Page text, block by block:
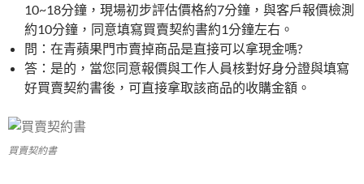
10~18分鐘，現場初步評估價格約7分鐘，與客戶報價檢測
約10分鐘，同意填寫買賣契約書約1分鐘左右。
問：在青蘋果門市賣掉商品是直接可以拿現金嗎?
答：是的，當您同意報價與工作人員核對好身分證與填寫
好買賣契約書後，可直接拿取該商品的收購金額。
買賣契約書